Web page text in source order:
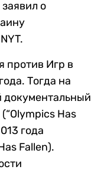
о
против Игр в
Тогда на
документальный
Has
года
Fallen).